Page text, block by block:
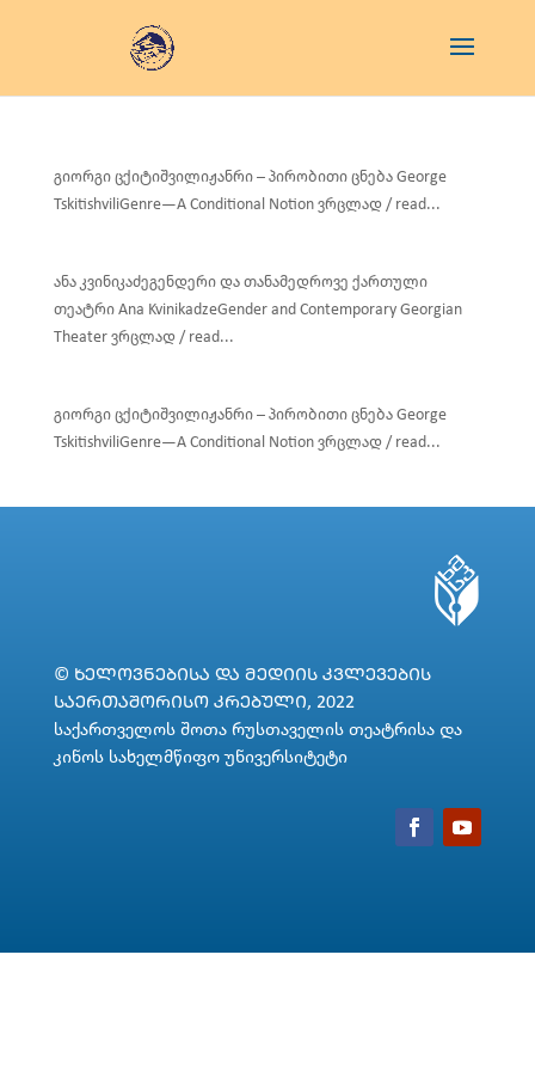
გიორგი ცქიტიშვილიჟანრი – პირობითი ცნება George
TskitishviliGenre—A Conditional Notion ვრცლად / read...
ანა კვინიკაძეგენდერი და თანამედროვე ქართული
თეატრი Ana KvinikadzeGender and Contemporary Georgian
Theater ვრცლად / read...
გიორგი ცქიტიშვილიჟანრი – პირობითი ცნება George
TskitishviliGenre—A Conditional Notion ვრცლად / read...
© ᲮᲔᲚᲝᲕᲜᲔᲑᲘᲡᲐ ᲓᲐ ᲛᲔᲓᲘᲘᲡ ᲙᲕᲚᲔᲕᲔᲑᲘᲡ
ᲡᲐᲔᲠᲗᲐᲨᲝᲠᲘᲡᲝ ᲙᲠᲔᲑᲣᲚᲘ, 2022
საქართველოს შოთა რუსთაველის თეატრისა და
კინოს სახელმწიფო უნივერსიტეტი